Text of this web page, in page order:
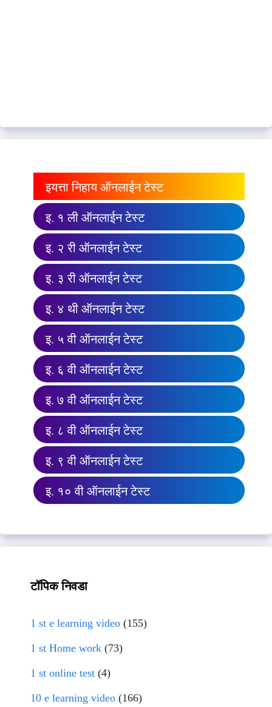
इयत्ता निहाय ऑनलाईन टेस्ट
इ. १ ली ऑनलाईन टेस्ट
इ. २ री ऑनलाईन टेस्ट
इ. ३ री ऑनलाईन टेस्ट
इ. ४ थी ऑनलाईन टेस्ट
इ. ५ वी ऑनलाईन टेस्ट
इ. ६ वी ऑनलाईन टेस्ट
इ. ७ वी ऑनलाईन टेस्ट
इ. ८ वी ऑनलाईन टेस्ट
इ. ९ वी ऑनलाईन टेस्ट
इ. १० वी ऑनलाईन टेस्ट
टॉपिक निवडा
1 st e learning video (155)
1 st Home work (73)
1 st online test (4)
10 e learning video (166)